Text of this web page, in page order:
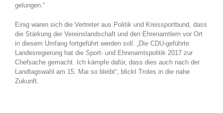
gelungen.“
Einig waren sich die Vertreter aus Politik und Kreissportbund, dass
die Stärkung der Vereinslandschaft und den Ehrenamtlern vor Ort
in diesem Umfang fortgeführt werden soll. „Die CDU-geführte
Landesregierung hat die Sport- und Ehrenamtspolitik 2017 zur
Chefsache gemacht. Ich kämpfe dafür, dass dies auch nach der
Landtagswahl am 15. Mai so bleibt“, blickt Troles in die nahe
Zukunft.